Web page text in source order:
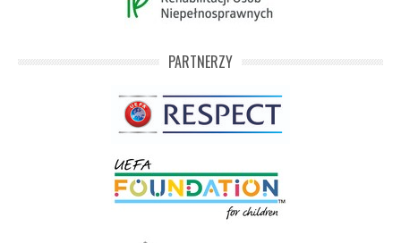
PARTNERZY